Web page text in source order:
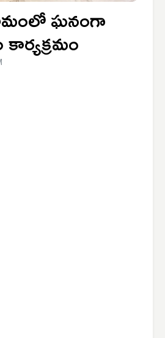
ఘనంగా